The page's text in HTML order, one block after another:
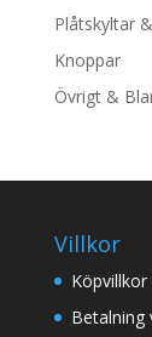
Plåtskyltar
Knoppar
Övrigt &
Villkor
Betalning